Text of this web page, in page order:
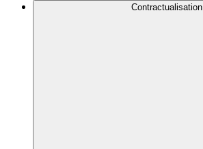
Contractualisation